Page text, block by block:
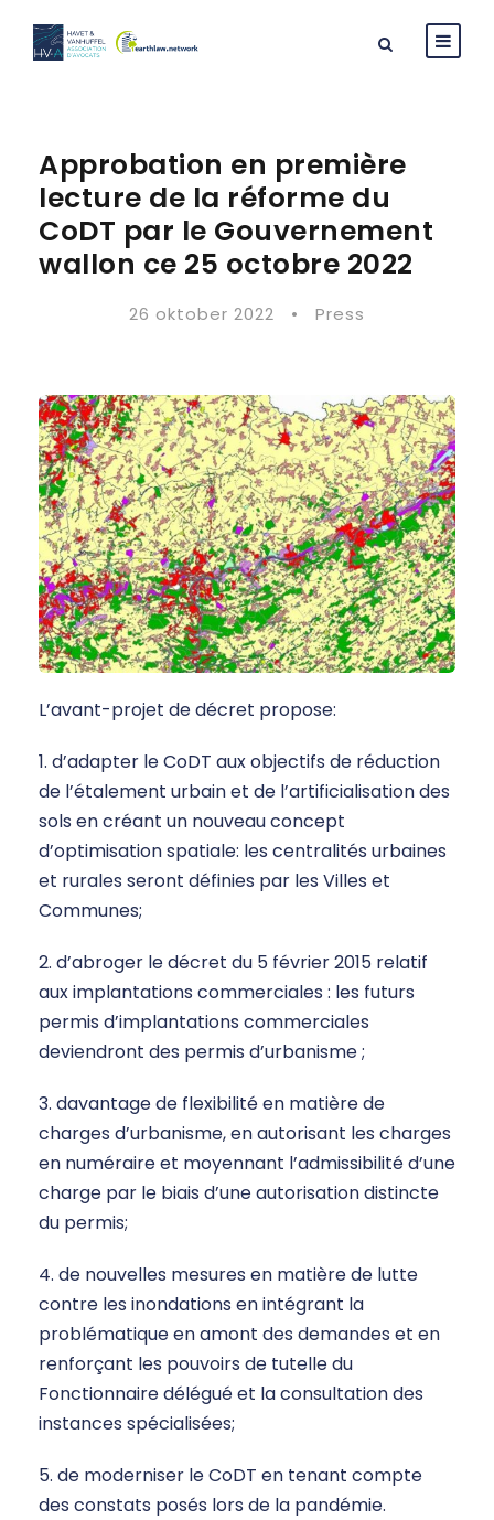
Approbation en première
lecture de la réforme du
CoDT par le Gouvernement
wallon ce 25 octobre 2022
26 oktober 2022 • Press
L’avant-projet de décret propose:
1. d’adapter le CoDT aux objectifs de réduction
de l’étalement urbain et de l’artificialisation des
sols en créant un nouveau concept
d’optimisation spatiale: les centralités urbaines
et rurales seront définies par les Villes et
Communes;
2. d’abroger le décret du 5 février 2015 relatif
aux implantations commerciales : les futurs
permis d’implantations commerciales
deviendront des permis d’urbanisme ;
3. davantage de flexibilité en matière de
charges d’urbanisme, en autorisant les charges
en numéraire et moyennant l’admissibilité d’une
charge par le biais d’une autorisation distincte
du permis;
4. de nouvelles mesures en matière de lutte
contre les inondations en intégrant la
problématique en amont des demandes et en
renforçant les pouvoirs de tutelle du
Fonctionnaire délégué et la consultation des
instances spécialisées;
5. de moderniser le CoDT en tenant compte
des constats posés lors de la pandémie.